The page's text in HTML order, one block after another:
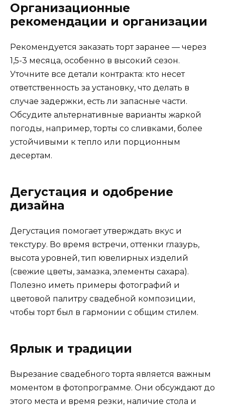
Организационные
рекомендации и организации
Рекомендуется заказать торт заранее — через
1,5-3 месяца, особенно в высокий сезон.
Уточните все детали контракта: кто несет
ответственность за установку, что делать в
случае задержки, есть ли запасные части.
Обсудите альтернативные варианты жаркой
погоды, например, торты со сливками, более
устойчивыми к тепло или порционным
десертам.
Дегустация и одобрение
дизайна
Дегустация помогает утверждать вкус и
текстуру. Во время встречи, оттенки глазурь,
высота уровней, тип ювелирных изделий
(свежие цветы, замазка, элементы сахара).
Полезно иметь примеры фотографий и
цветовой палитру свадебной композиции,
чтобы торт был в гармонии с общим стилем.
Ярлык и традиции
Вырезание свадебного торта является важным
моментом в фотопрограмме. Они обсуждают до
этого места и время резки, наличие стола и